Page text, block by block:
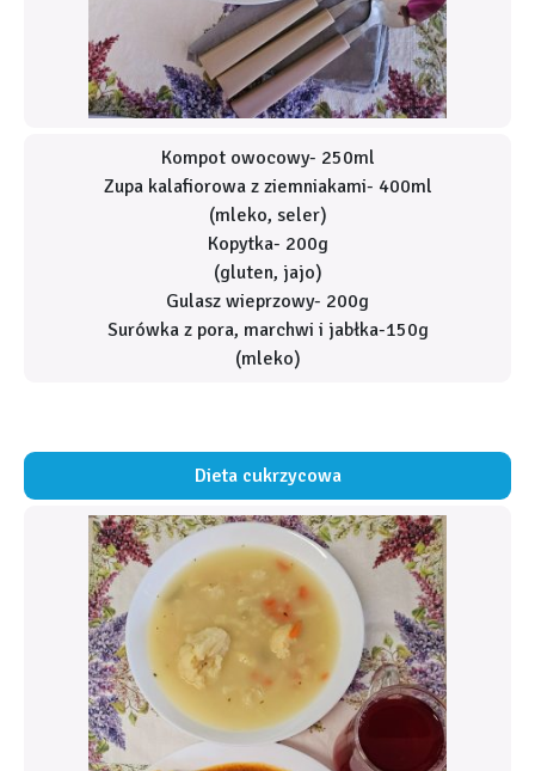
Kompot owocowy- 250ml
Zupa kalafiorowa z ziemniakami- 400ml
(mleko, seler)
Kopytka- 200g
(gluten, jajo)
Gulasz wieprzowy- 200g
Surówka z pora, marchwi i jabłka-150g
(mleko)
Dieta cukrzycowa